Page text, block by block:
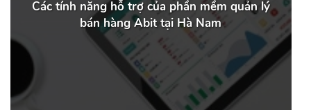
Các tính năng hỗ trợ của phần mềm quản lý
bán hàng Abit tại Hà Nam